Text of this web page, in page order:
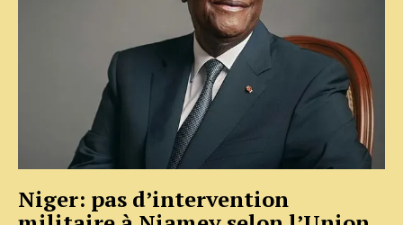
Niger: pas d’intervention